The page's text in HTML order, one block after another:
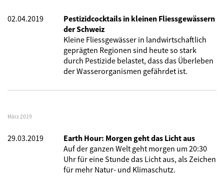
02.04.2019
Pestizidcocktails in kleinen Fliessgewässern
der Schweiz
Kleine Fliessgewässer in landwirtschaftlich
geprägten Regionen sind heute so stark
durch Pestizide belastet, dass das Überleben
der Wasserorganismen gefährdet ist.
März 2019
29.03.2019
Earth Hour: Morgen geht das Licht aus
Auf der ganzen Welt geht morgen um 20:30
Uhr für eine Stunde das Licht aus, als Zeichen
für mehr Natur- und Klimaschutz.